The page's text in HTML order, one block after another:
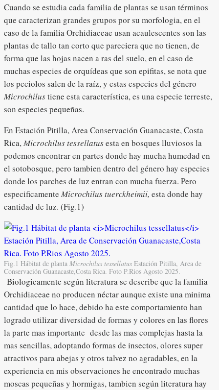
Cuando se estudia cada familia de plantas se usan términos
que caracterizan grandes grupos por su morfologia, en el
caso de la familia Orchidiaceae usan acaulescentes son las
plantas de tallo tan corto que pareciera que no tienen, de
forma que las hojas nacen a ras del suelo, en el caso de
muchas especies de orquídeas que son epifitas, se nota que
los peciolos salen de la raíz, y estas especies del género
Microchilustiene esta característica, es una especie terreste,
son especies pequeñas.
En Estación Pitilla, Area Conservación Guanacaste, Costa
Rica,Microchilus tessellatusesta en bosques lluviosos la
podemos encontrar en partes donde hay mucha humedad en
el sotobosque, pero tambien dentro del género hay especies
donde los parches de luz entran con mucha fuerza. Pero
especificamente Microchilus tuerckheimii, esta donde hay
cantidad de luz. (Fig.1)
Fig.1 Hábitat de planta Microchilus tessellatus Estación Pitilla, Area de
Conservación Guanacaste,Costa Rica. Foto P.Rios Agosto 2025.
Biologicamente según literatura se describe que la familia
Orchidiaceae no producen néctar aunque existe una minima
cantidad que lo hace, debido ha este comportamiento han
logrado utilizar diversidad de formas y colores en las flores
la parte mas importante desde las mas complejas hasta la
mas sencillas, adoptando formas de insectos, olores super
atractivos para abejas y otros talvez no agradables, en la
experiencia en mis observaciones he encontrado muchas
moscas pequeñas y hormigas, tambien según literatura hay